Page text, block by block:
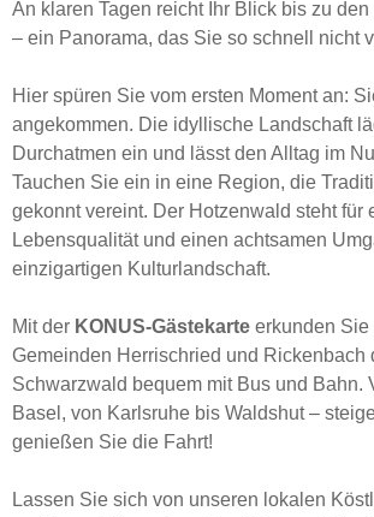
An klaren Tagen reicht Ihr Blick bis zu
– ein Panorama, das Sie so schnell nicht
Hier spüren Sie vom ersten Moment an:
angekommen. Die idyllische Landschaft
Durchatmen ein und lässt den Alltag im
Tauchen Sie ein in eine Region, die
gekonnt vereint. Der Hotzenwald steht für
Lebensqualität und einen achtsamen
einzigartigen Kulturlandschaft.
Mit der KONUS-Gästekarte erkunden Sie
Gemeinden Herrischried und Rickenbach
Schwarzwald bequem mit Bus und Bahn.
Basel, von Karlsruhe bis Waldshut –
genießen Sie die Fahrt!
Lassen Sie sich von unseren lokalen